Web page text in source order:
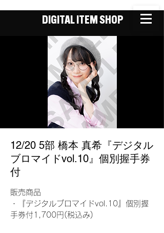
DIGITAL ITEM SHOP
12/20 5部 橋本 真希『デジタル
ブロマイドvol.10』個別握手券
付
販売商品
・『デジタルブロマイドvol.10』個別握
手券付1,700円(税込み)